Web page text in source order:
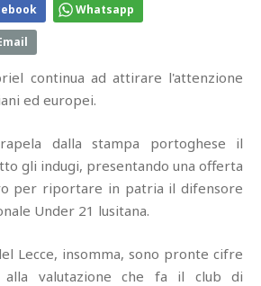
Whatsapp
continua ad attirare l'attenzione
ed europei.
dalla stampa portoghese il
gli indugi, presentando una offerta
per riportare in patria il difensore
Under 21 lusitana.
Lecce, insomma, sono pronte cifre
alla valutazione che fa il club di